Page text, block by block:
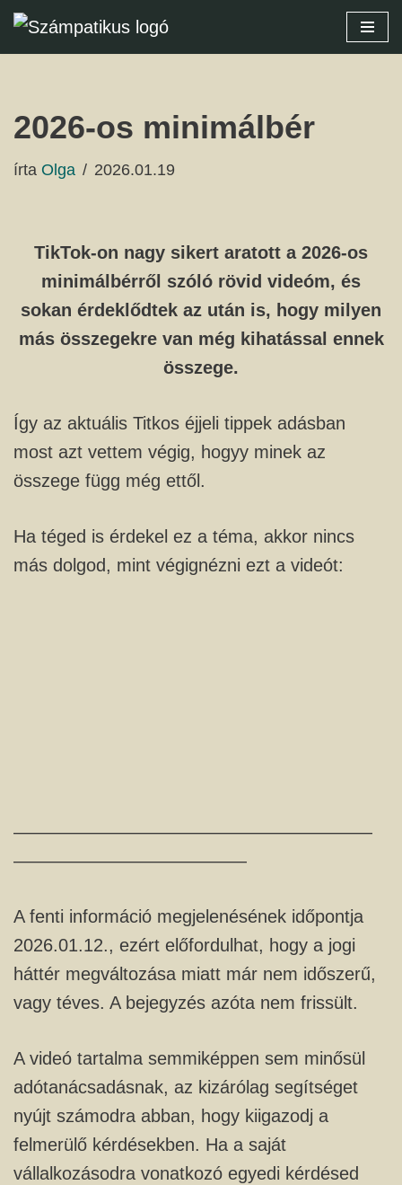
Skip
2026-os minimálbér
írta Olga 2026.01.19
TikTok-on nagy sikert aratott a 2026-os
minimálbérről szóló rövid videóm, és
sokan érdeklődtek az után is, hogy milyen
más összegekre van még kihatással ennek
összege.
Így az aktuális Titkos éjjeli tippek adásban
most azt vettem végig, hogyy minek az
összege függ még ettől.
Ha téged is érdekel ez a téma, akkor nincs
más dolgod, mint végignézni ezt a videót:
————————————————————
—————————————
A fenti információ megjelenésének időpontja
2026.01.12., ezért előfordulhat, hogy a jogi
háttér megváltozása miatt már nem időszerű,
vagy téves. A bejegyzés azóta nem frissült.
A videó tartalma semmiképpen sem minősül
adótanácsadásnak, az kizárólag segítséget
nyújt számodra abban, hogy kiigazodj a
felmerülő kérdésekben. Ha a saját
vállalkozásodra vonatkozó egyedi kérdésed